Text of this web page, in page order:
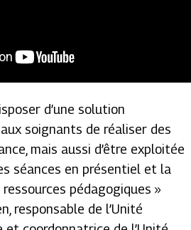
d’une solution
soignants de réaliser des
mais aussi d’être exploitée
séances en présentiel et la
pédagogiques »
responsable de l’Unité